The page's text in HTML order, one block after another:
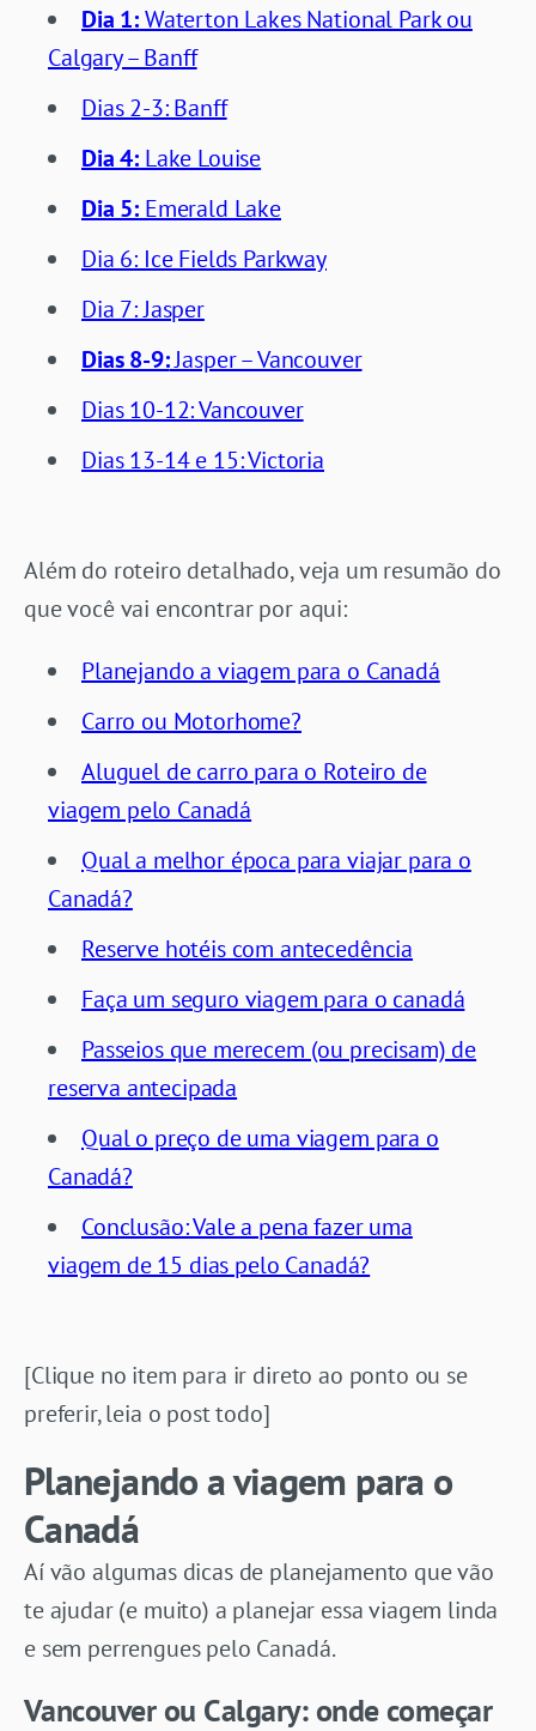
Dia 1:Waterton Lakes National Park ou
Calgary – Banff
Dias 2-3: Banff
Dia 4: Lake Louise
Dia 5: Emerald Lake
Dia 6: Ice Fields Parkway
Dia 7: Jasper
Dias 8-9:Jasper – Vancouver
Dias 10-12: Vancouver
Dias 13-14 e 15: Victoria
Além do roteiro detalhado, veja um resumão do
que você vai encontrar por aqui:
Planejando a viagem para o Canadá
Carro ou Motorhome?
Aluguel de carro para o Roteiro de
viagem pelo Canadá
Qual a melhor época para viajar para o
Canadá?
Reserve hotéis com antecedência
Faça um seguro viagem para o canadá
Passeios que merecem (ou precisam) de
reserva antecipada
Qual o preço de uma viagem para o
Canadá?
Conclusão: Vale a pena fazer uma
viagem de 15 dias pelo Canadá?
[Clique no item para ir direto ao ponto ou se
preferir, leia o post todo]
Planejando a viagem para o
Canadá
Aí vão algumas dicas de planejamento que vão
te ajudar (e muito) a planejar essa viagem linda
e sem perrengues pelo Canadá.
Vancouver ou Calgary: onde começar